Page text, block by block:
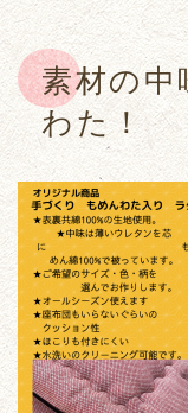
素材の中
わた！